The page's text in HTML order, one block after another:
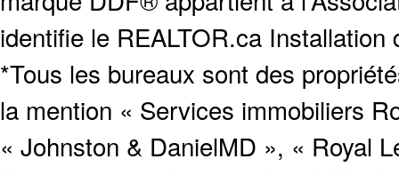
identifie le REALTOR.ca
*Tous les bureaux sont des
la mention « Services immobiliers
« Johnston & DanielMD », « Royal